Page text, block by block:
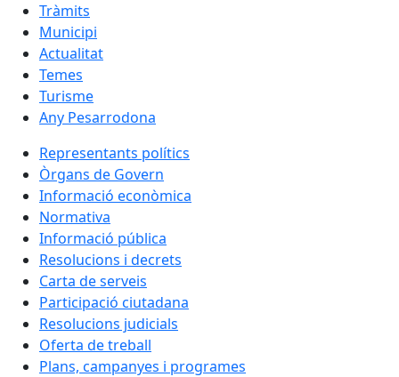
Tràmits
Municipi
Actualitat
Temes
Turisme
Any Pesarrodona
Representants polítics
Òrgans de Govern
Informació econòmica
Normativa
Informació pública
Resolucions i decrets
Carta de serveis
Participació ciutadana
Resolucions judicials
Oferta de treball
Plans, campanyes i programes